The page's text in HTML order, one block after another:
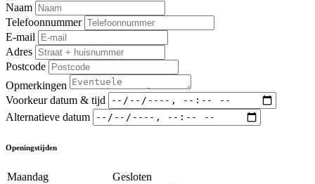
Naam
Telefoonnummer
E-mail
Adres
Postcode
Opmerkingen
Voorkeur datum & tijd
Alternatieve datum
Openingstijden
Maandag
Gesloten